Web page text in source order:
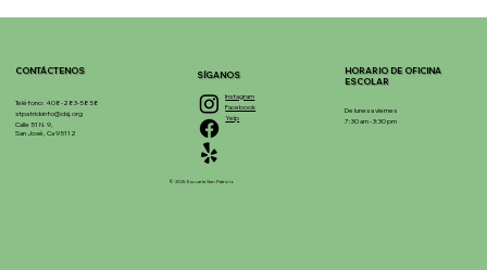
CONTÁCTENOS
Teléfono: 408-283-5858
stpatrickinfo@dsj.org
Calle 51 N. 9,
San José, Ca 95112
Instagram
Facebook
Yelp
SÍGANOS
© 2025 Escuela San Patricio
HORARIO DE OFICINA
ESCOLAR
De lunes a viernes
7:30 am - 3:30 pm